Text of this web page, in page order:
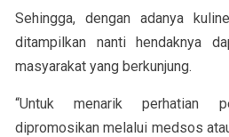
Sehingga, dengan adanya
ditampilkan nanti hendaknya
masyarakat yang berkunjung.
“Untuk menarik perhatian
dipromosikan melalui medsos